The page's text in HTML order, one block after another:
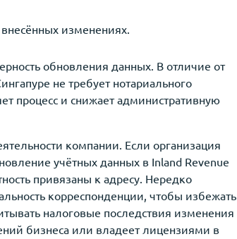
изменениях.
обновления данных. В отличие от
не требует нотариального
процесс и снижает административную
компании. Если организация
учётных данных в Inland Revenue
привязаны к адресу. Нередко
корреспонденции, чтобы избежать
налоговые последствия изменения
бизнеса или владеет лицензиями в